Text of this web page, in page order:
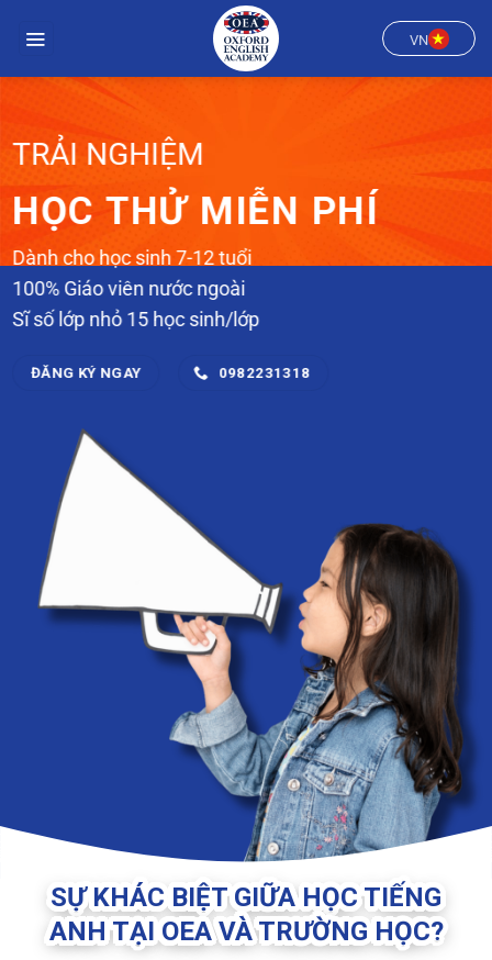
đến
VN
TRẢI NGHIỆM
HỌC THỬ MIỄN PHÍ
Dành cho học sinh 7-12 tuổi
100% Giáo viên nước ngoài
Sĩ số lớp nhỏ 15 học sinh/lớp
ĐĂNG KÝ NGAY 0982231318
SỰ KHÁC BIỆT GIỮA HỌC TIẾNG
ANH TẠI OEA VÀ TRƯỜNG HỌC?